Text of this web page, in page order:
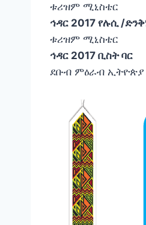
ቱሪዝም ሚኒስቴር
ኅዳር 2017 የሉሲ /
ቱሪዝም ሚኒስቴር
ኅዳር 2017 ቢስት ባር
ደቡብ ምዕራብ ኢትዮጵያ